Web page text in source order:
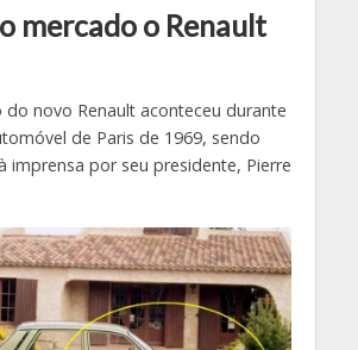
mercado o Renault
do novo Renault aconteceu durante
de Paris de 1969, sendo
imprensa por seu presidente, Pierre